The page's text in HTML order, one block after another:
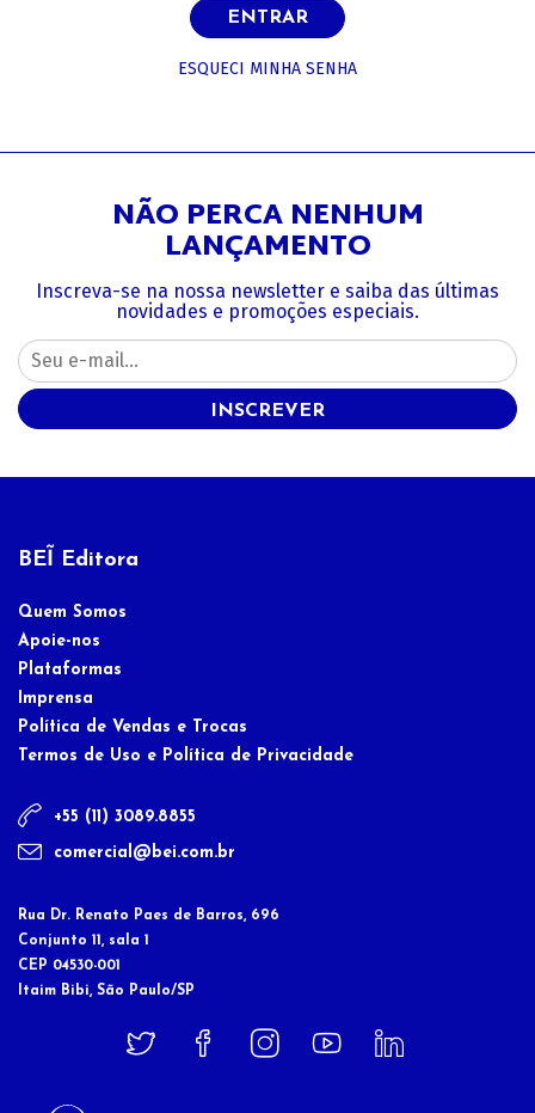
ENTRAR
ESQUECI MINHA SENHA
NÃO PERCA NENHUM
LANÇAMENTO
Inscreva-se na nossa newsletter e saiba das últimas
novidades e promoções especiais.
INSCREVER
BEĨ Editora
Quem Somos
Apoie-nos
Plataformas
Imprensa
Política de Vendas e Trocas
Termos de Uso e Política de Privacidade
+55 (11) 3089.8855
comercial@bei.com.br
Rua Dr. Renato Paes de Barros, 696
Conjunto 11, sala 1
CEP 04530-001
Itaim Bibi, São Paulo/SP